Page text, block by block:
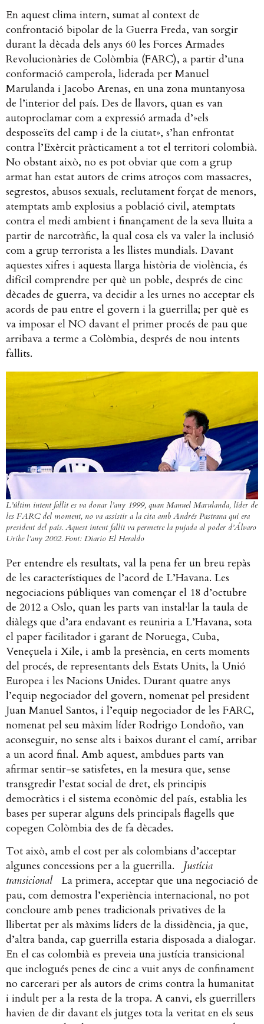
En aquest clima intern, sumat al context de
confrontació bipolar de la Guerra Freda, van sorgir
durant la dècada dels anys 60 les Forces Armades
Revolucionàries de Colòmbia (FARC), a partir d’una
conformació camperola, liderada per Manuel
Marulanda i Jacobo Arenas, en una zona muntanyosa
de l’interior del país. Des de llavors, quan es van
autoproclamar com a expressió armada d’»els
desposseïts del camp i de la ciutat», s’han enfrontat
contra l’Exèrcit pràcticament a tot el territori colombià.
No obstant això, no es pot obviar que com a grup
armat han estat autors de crims atroços com massacres,
segrestos, abusos sexuals, reclutament forçat de menors,
atemptats amb explosius a població civil, atemptats
contra el medi ambient i finançament de la seva lluita a
partir de narcotràfic, la qual cosa els va valer la inclusió
com a grup terrorista a les llistes mundials. Davant
aquestes xifres i aquesta llarga història de violència, és
difícil comprendre per què un poble, després de cinc
dècades de guerra, va decidir a les urnes no acceptar els
acords de pau entre el govern i la guerrilla; per què es
va imposar el NO davant el primer procés de pau que
arribava a terme a Colòmbia, després de nou intents
fallits.
L’últim intent fallit es va donar l’any 1999, quan Manuel Marulanda, líder de
les FARC del moment, no va assistir a la cita amb Andrés Pastrana qui era
president del país. Aquest intent fallit va permetre la pujada al poder d’Álvaro
Uribe l’any 2002. Font: Diario El Heraldo
Per entendre els resultats, val la pena fer un breu repàs
de les característiques de l’acord de L’Havana. Les
negociacions públiques van començar el 18 d’octubre
de 2012 a Oslo, quan les parts van instal·lar la taula de
diàlegs que d’ara endavant es reuniria a L’Havana, sota
el paper facilitador i garant de Noruega, Cuba,
Veneçuela i Xile, i amb la presència, en certs moments
del procés, de representants dels Estats Units, la Unió
Europea i les Nacions Unides. Durant quatre anys
l’equip negociador del govern, nomenat pel president
Juan Manuel Santos, i l’equip negociador de les FARC,
nomenat pel seu màxim líder Rodrigo Londoño, van
aconseguir, no sense alts i baixos durant el camí, arribar
a un acord final. Amb aquest, ambdues parts van
afirmar sentir-se satisfetes, en la mesura que, sense
transgredir l’estat social de dret, els principis
democràtics i el sistema econòmic del país, establia les
bases per superar alguns dels principals flagells que
copegen Colòmbia des de fa dècades.
Tot això, amb el cost per als colombians d’acceptar
algunes concessions per a la guerrilla.
Justícia
transicional La primera, acceptar que una negociació de
pau, com demostra l’experiència internacional, no pot
concloure amb penes tradicionals privatives de la
llibertat per als màxims líders de la dissidència, ja que,
d’altra banda, cap guerrilla estaria disposada a dialogar.
En el cas colombià es preveia una justícia transicional
que inclogués penes de cinc a vuit anys de confinament
no carcerari per als autors de crims contra la humanitat
i indult per a la resta de la tropa. A canvi, els guerrillers
havien de dir davant els jutges tota la veritat en els seus